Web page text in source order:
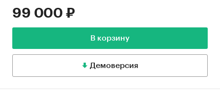
99 000 ₽
В корзину
Демоверсия